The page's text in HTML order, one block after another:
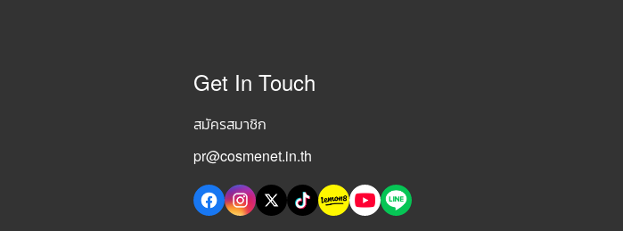
Get In Touch
สมัครสมาชิก
pr@cosmenet.in.th